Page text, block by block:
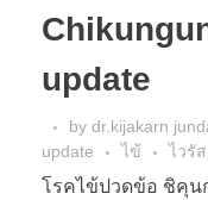
update
by dr.kijakarn
update
ไข้ ไวรัส
โรคไข้ปวดข้อ ชิคุน